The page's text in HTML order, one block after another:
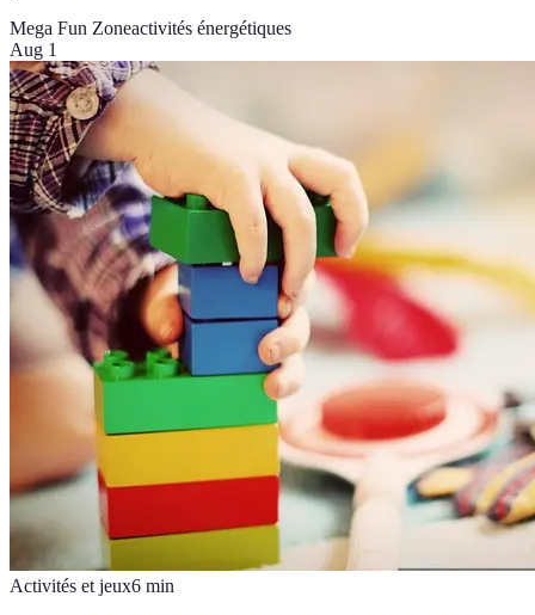
Mega Fun Zoneactivités énergétiques
Aug 1
Activités et jeux6 min